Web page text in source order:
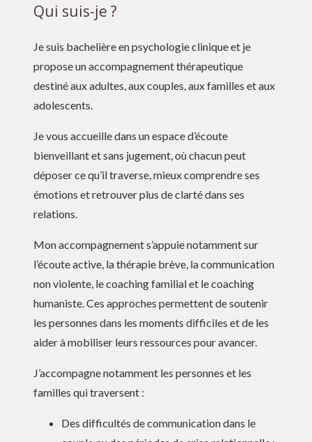
Qui suis-je ?
Je suis bachelière en psychologie clinique et je
propose un accompagnement thérapeutique
destiné aux adultes, aux couples, aux familles et aux
adolescents.
Je vous accueille dans un espace d’écoute
bienveillant et sans jugement, où chacun peut
déposer ce qu’il traverse, mieux comprendre ses
émotions et retrouver plus de clarté dans ses
relations.
Mon accompagnement s’appuie notamment sur
l’écoute active, la thérapie brève, la communication
non violente, le coaching familial et le coaching
humaniste. Ces approches permettent de soutenir
les personnes dans les moments difficiles et de les
aider à mobiliser leurs ressources pour avancer.
J’accompagne notamment les personnes et les
familles qui traversent :
Des difficultés de communication dans le